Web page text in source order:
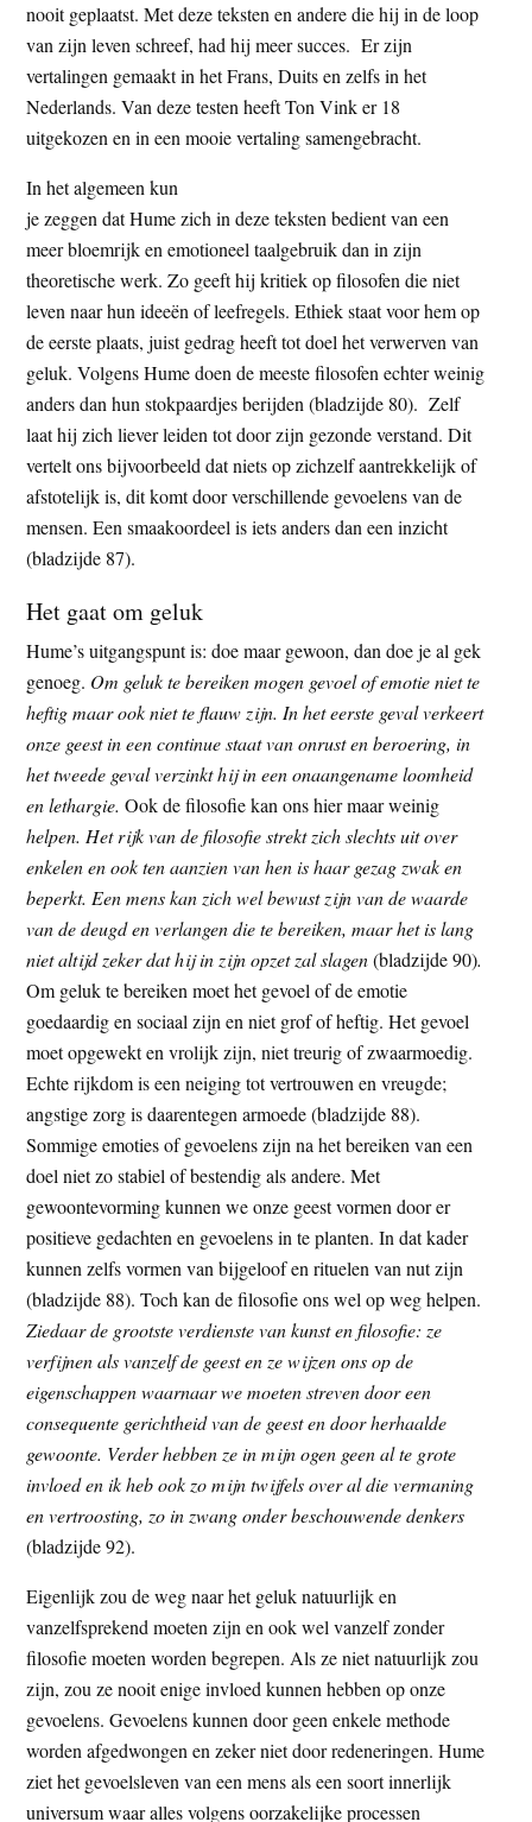
nooit geplaatst. Met deze teksten en andere die hij in de loop
van zijn leven schreef, had hij meer succes. Er zijn
vertalingen gemaakt in het Frans, Duits en zelfs in het
Nederlands. Van deze testen heeft Ton Vink er 18
uitgekozen en in een mooie vertaling samengebracht.
In het algemeen kun
je zeggen dat Hume zich in deze teksten bedient van een
meer bloemrijk en emotioneel taalgebruik dan in zijn
theoretische werk. Zo geeft hij kritiek op filosofen die niet
leven naar hun ideeën of leefregels. Ethiek staat voor hem op
de eerste plaats, juist gedrag heeft tot doel het verwerven van
geluk. Volgens Hume doen de meeste filosofen echter weinig
anders dan hun stokpaardjes berijden (bladzijde 80). Zelf
laat hij zich liever leiden tot door zijn gezonde verstand. Dit
vertelt ons bijvoorbeeld dat niets op zichzelf aantrekkelijk of
afstotelijk is, dit komt door verschillende gevoelens van de
mensen. Een smaakoordeel is iets anders dan een inzicht
(bladzijde 87).
Het gaat om geluk
Hume’s uitgangspunt is: doe maar gewoon, dan doe je al gek
genoeg. Om geluk te bereiken mogen gevoel of emotie niet te
heftig maar ook niet te flauw zijn. In het eerste geval verkeert
onze geest in een continue staat van onrust en beroering, in
het tweede geval verzinkt hij in een onaangename loomheid
en lethargie. Ook de filosofie kan ons hier maar weinig
helpen. Het rijk van de filosofie strekt zich slechts uit over
enkelen en ook ten aanzien van hen is haar gezag zwak en
beperkt. Een mens kan zich wel bewust zijn van de waarde
van de deugd en verlangen die te bereiken, maar het is lang
niet altijd zeker dat hij in zijn opzet zal slagen(bladzijde 90).
Om geluk te bereiken moet het gevoel of de emotie
goedaardig en sociaal zijn en niet grof of heftig. Het gevoel
moet opgewekt en vrolijk zijn, niet treurig of zwaarmoedig.
Echte rijkdom is een neiging tot vertrouwen en vreugde;
angstige zorg is daarentegen armoede (bladzijde 88).
Sommige emoties of gevoelens zijn na het bereiken van een
doel niet zo stabiel of bestendig als andere. Met
gewoontevorming kunnen we onze geest vormen door er
positieve gedachten en gevoelens in te planten. In dat kader
kunnen zelfs vormen van bijgeloof en rituelen van nut zijn
(bladzijde 88). Toch kan de filosofie ons wel op weg helpen.
Ziedaar de grootste verdienste van kunst en filosofie: ze
verfijnen als vanzelf de geest en ze wijzen ons op de
eigenschappen waarnaar we moeten streven door een
consequente gerichtheid van de geest en door herhaalde
gewoonte. Verder hebben ze in mijn ogen geen al te grote
invloed en ik heb ook zo mijn twijfels over al die vermaning
en vertroosting, zo in zwang onder beschouwende denkers
(bladzijde 92).
Eigenlijk zou de weg naar het geluk natuurlijk en
vanzelfsprekend moeten zijn en ook wel vanzelf zonder
filosofie moeten worden begrepen. Als ze niet natuurlijk zou
zijn, zou ze nooit enige invloed kunnen hebben op onze
gevoelens. Gevoelens kunnen door geen enkele methode
worden afgedwongen en zeker niet door redeneringen. Hume
ziet het gevoelsleven van een mens als een soort innerlijk
universum waar alles volgens oorzakelijke processen